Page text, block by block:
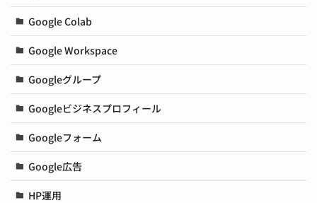
Google Colab
Google Workspace
Googleグループ
Googleビジネスプロフィール
Googleフォーム
Google広告
HP運用